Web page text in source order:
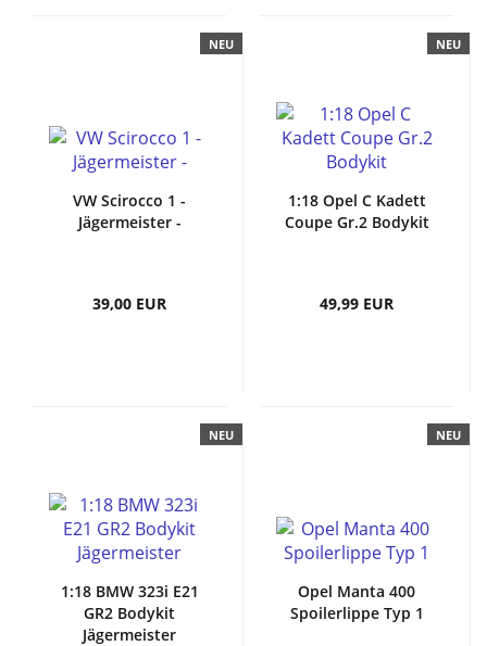
NEU
VW Scirocco 1 -
Jägermeister -
39,00 EUR
NEU
1:18 Opel C Kadett
Coupe Gr.2 Bodykit
49,99 EUR
NEU
1:18 BMW 323i E21
GR2 Bodykit
Jägermeister
NEU
Opel Manta 400
Spoilerlippe Typ 1